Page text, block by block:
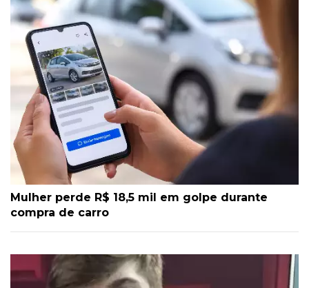
Mulher perde R$ 18,5 mil em golpe durante
compra de carro